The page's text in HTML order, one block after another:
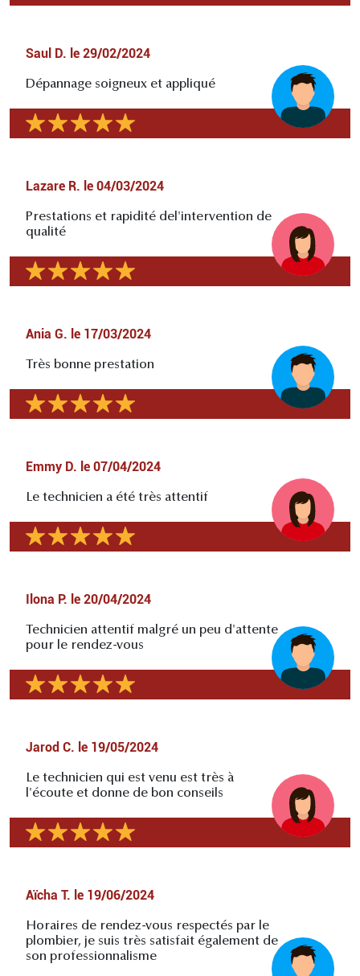
Saul D. le 29/02/2024
Dépannage soigneux et appliqué
Lazare R. le 04/03/2024
Prestations et rapidité del'intervention de
qualité
Ania G. le 17/03/2024
Très bonne prestation
Emmy D. le 07/04/2024
Le technicien a été très attentif
Ilona P. le 20/04/2024
Technicien attentif malgré un peu d'attente
pour le rendez-vous
Jarod C. le 19/05/2024
Le technicien qui est venu est très à
l'écoute et donne de bon conseils
Aïcha T. le 19/06/2024
Horaires de rendez-vous respectés par le
plombier, je suis très satisfait également de
son professionnalisme